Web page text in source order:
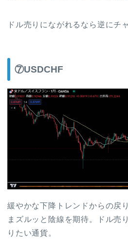
ドル売りにながれるなら逆にチ
⑦USDCHF
緩やかな下降トレンドからの戻
まズルッと陰線を期待。ドル売
りたい通貨。